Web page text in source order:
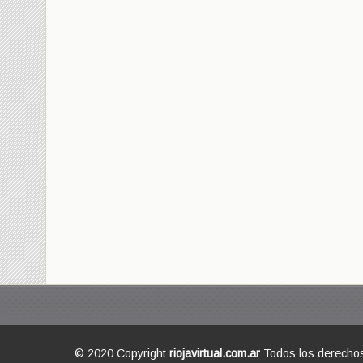
© 2020 Copyright riojavirtual.com.ar Todos los